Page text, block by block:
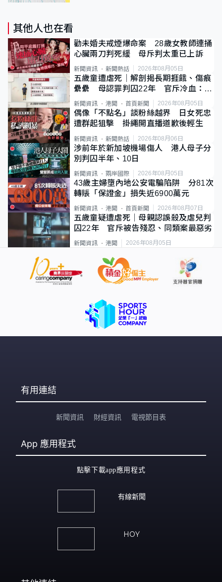
其他人也在看
勸未婚夫戒煙爆命案 28歲女教師連捅
心臟兩刀判死緩 母斥判太重已上訴
新聞資訊 新聞熱話 2026年08月05日
五歲童遭虐死｜解剖揭長期捱餓、傷痕
纍纍 母認罪判囚22年 官斥冷血：同
類案最惡劣
新聞資訊 港聞 首頁新聞 2026年08月05日
偶像「不點名」談粉絲越界 日女死忠
遭群起狙擊 掛繩開直播道歉後輕生
新聞資訊 新聞熱話 2026年08月06日
涉前年於新加坡機場傷人 港人母子分
別判囚半年、10日
新聞資訊 兩岸國際 2026年08月05日
43歲主婦墮內地公安電騙陷阱 分81次
轉賬「保證金」損失近6900萬元
新聞資訊 港聞 首頁新聞 2026年08月07日
五歲童疑遭虐死｜母親認誤殺及虐兒判
囚22年 官斥被告殘忍、同類案最惡劣
新聞資訊 港聞 2026年08月05日
有用連結
新聞資訊 財經資訊 電視節目表
App 應用程式
點擊下載app應用程式
有線新聞
HOY